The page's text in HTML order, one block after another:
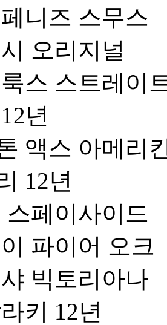
니즈 스무스
오리지널
스 스트레이
년
액스 아메리
12년
스페이사이드
파이어 오크
빅토리아나
키 12년